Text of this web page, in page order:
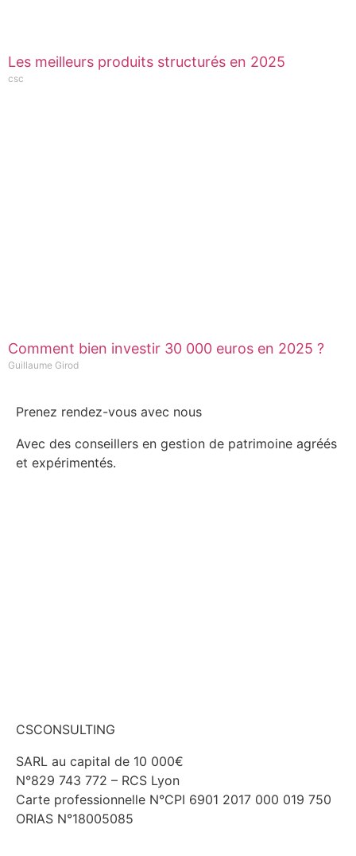
Les meilleurs produits structurés en 2025
csc
Comment bien investir 30 000 euros en 2025 ?
Guillaume Girod
Prenez rendez-vous avec nous
Avec des conseillers en gestion de patrimoine agréés
et expérimentés.
CSCONSULTING
SARL au capital de 10 000€
N°829 743 772 – RCS Lyon
Carte professionnelle N°CPI 6901 2017 000 019 750
ORIAS N°18005085